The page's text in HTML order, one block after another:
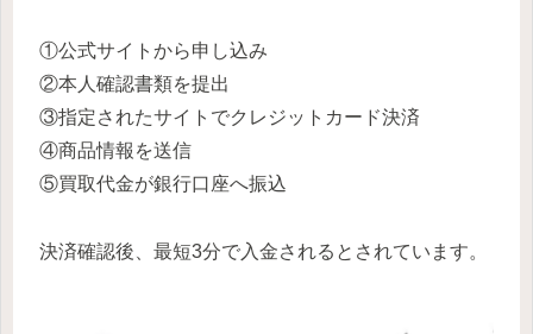
①公式サイトから申し込み
②本人確認書類を提出
③指定されたサイトでクレジットカード決済
④商品情報を送信
⑤買取代金が銀行口座へ振込
決済確認後、最短3分で入金されるとされています。